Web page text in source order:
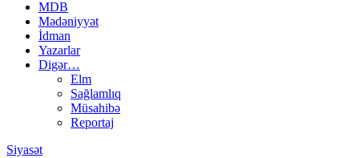
MDB
Mədəniyyət
İdman
Yazarlar
Digər…
Elm
Sağlamlıq
Müsahibə
Reportaj
Siyasət